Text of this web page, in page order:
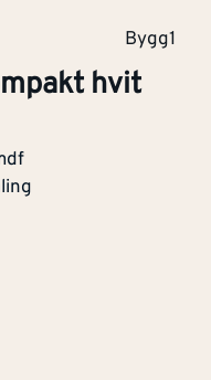
Bygg1
hvit